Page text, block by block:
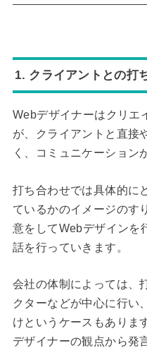
1. クライアントとの打
Webデザイナーはクリエ
が、クライアントと直接
く、コミュニケーション
打ち合わせでは具体的に
ているかのイメージのす
意をしてWebデザインを
話を行っていきます。
会社の体制によっては、
クターなどが中心に行い
けというケースもありま
デザイナーの観点から発